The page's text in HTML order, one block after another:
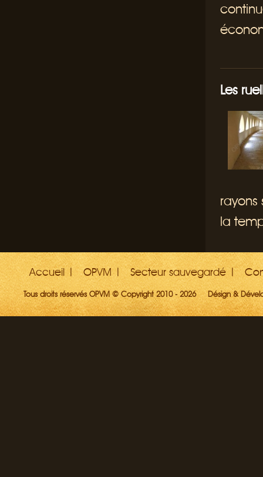
Les
la
Accueil OPVM Secteur sauvegardé
Tous droits réservés OPVM © Copyright 2010 - 2026 Désign &